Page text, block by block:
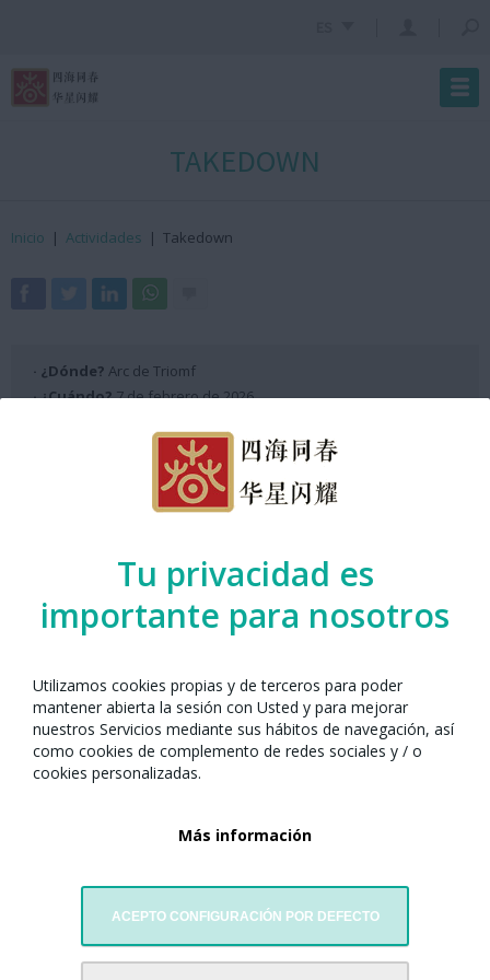
Tu privacidad es
importante para nosotros
Utilizamos cookies propias y de terceros para poder
mantener abierta la sesión con Usted y para mejorar
nuestros Servicios mediante sus hábitos de navegación, así
como cookies de complemento de redes sociales y / o
cookies personalizadas.
Más información
ACEPTO CONFIGURACIÓN POR DEFECTO
TAKEDOWN
Inicio | Actividades | Takedown
· ¿Dónde? Arc de Triomf
· ¿Cuándo?7 de febrero de 2026
Programación Escenario ANX 2026
Barcelona junto con: